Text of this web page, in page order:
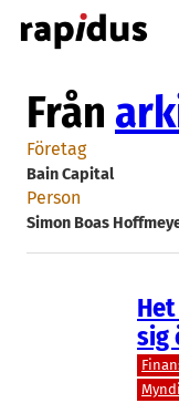
Hoppa
till
Från
Företag
Bain Capital
Person
Simon Boas
sig